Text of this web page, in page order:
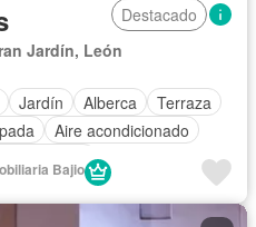
Destacado
Jardín, León
Jardín Alberca
Terraza
Aire acondicionado
de servicio
Sala polivalente
Permite mascotas
Bajio